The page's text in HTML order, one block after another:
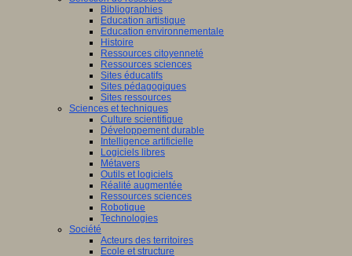
Bibliographies
Education artistique
Education environnementale
Histoire
Ressources citoyenneté
Ressources sciences
Sites éducatifs
Sites pédagogiques
Sites ressources
Sciences et techniques
Culture scientifique
Développement durable
Intelligence artificielle
Logiciels libres
Métavers
Outils et logiciels
Réalité augmentée
Ressources sciences
Robotique
Technologies
Société
Acteurs des territoires
Ecole et structure